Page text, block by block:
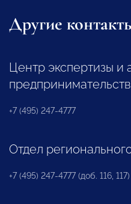
Другие
Центр экспертизы и
+7 (495) 247-4777
Отдел
+7 (495) 247-4777 (доб. 116, 117)